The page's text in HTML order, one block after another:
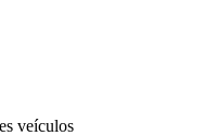
veículos